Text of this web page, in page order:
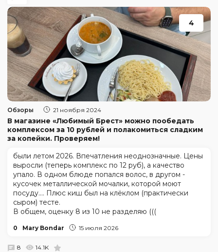
4
Обзоры 21 ноября 2024
В магазине «Любимый Брест» можно пообедать
комплексом за 10 рублей и полакомиться сладким
за копейки. Проверяем!
были летом 2026. Впечатления неоднозначные. Цены
выросли (теперь комплекс по 12 руб), а качество
упало. В одном блюде попался волос, в другом -
кусочек металлической мочалки, которой моют
посуду.... Плюс киш был на клёклом (практически
сыром) тесте.
В общем, оценку 8 из 10 не разделяю (((
0 Mary Bondar 15 июля 2026
8 14.1K